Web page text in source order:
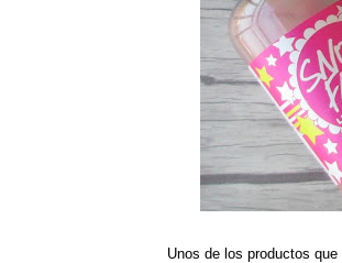
Unos de los productos